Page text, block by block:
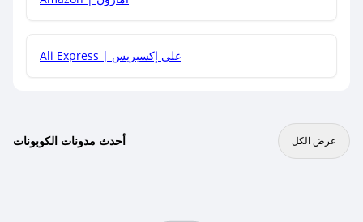
Ali Express | علي إكسبريس
أحدث مدونات الكوبونات عرض الكل